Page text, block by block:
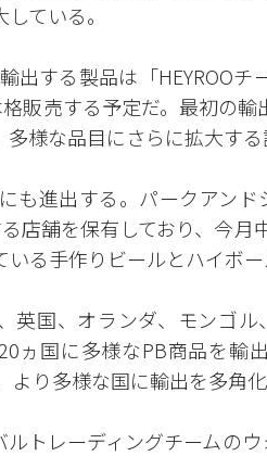
ている。
出する製品は「HEYROO
販売する予定だ。最初の
様な品目にさらに拡大する
も進出する。パークアン
店舗を保有しており、今
る手作りビールとハイボー
英国、オランダ、モンゴ
ヵ国に多様なPB商品を輸
より多様な国に輸出を多角化
ルトレーディングチームの